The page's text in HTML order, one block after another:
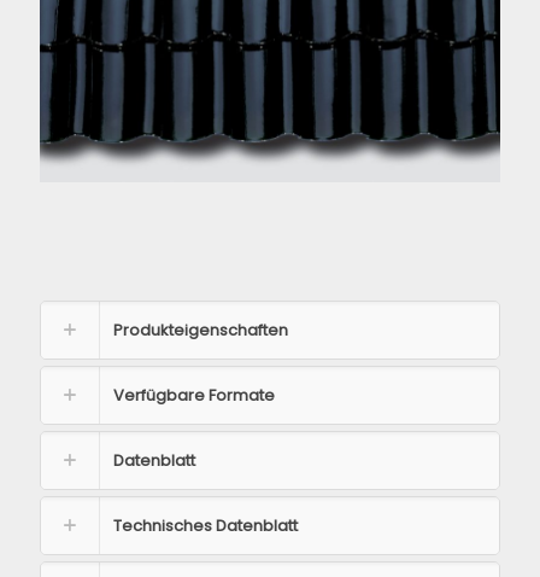
Produkteigenschaften
Verfügbare Formate
Datenblatt
Technisches Datenblatt